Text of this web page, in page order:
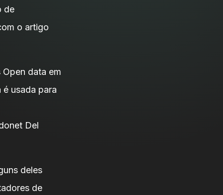
de
o artigo
data em
usada para
Del
deles
de